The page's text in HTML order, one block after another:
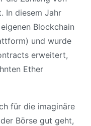
In diesem Jahr
Blockchain
und wurde
erweitert,
Ether
für die imaginäre
Börse gut geht,